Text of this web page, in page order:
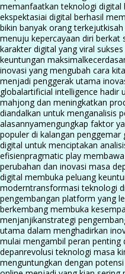
memanfaatkan teknologi digital
ekspektasiai digital berhasil
bikin banyak orang terkejut
menuju kepercayaan diri berkat
karakter digital yang viral
keuntungan maksimal
inovasi yang mengubah cara
menjadi penggerak utama
globalartificial intelligence hadir
mahjong dan meningkatkan
diandalkan untuk menganalisis
alasannyamengungkap faktor
populer di kalangan penggemar
digital untuk menciptakan
efisienpragmatic play
perubahan dan inovasi masa
digital membuka peluang
moderntransformasi teknologi
pengembangan platform yang
berkembang membuka
menjanjikanstrategi
utama dalam menghadirkan
mulai mengambil peran
depanrevolusi teknologi masa
menguntungkan dengan